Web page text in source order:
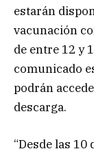
estarán
vacunación
de entre 12 y
comunicado
podrán
descarga.
“Desde las 10